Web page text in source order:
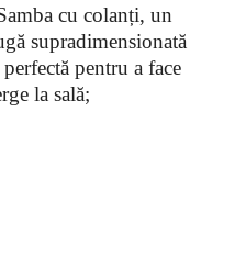
cu colanți, un
supradimensionată
pentru a face
la sală;